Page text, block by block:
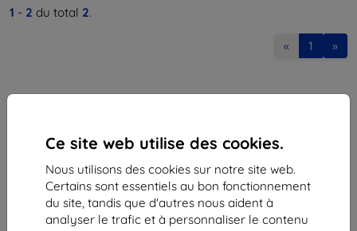
Ce site web utilise des cookies.
Nous utilisons des cookies sur notre site web.
Certains sont essentiels au bon fonctionnement
du site, tandis que d'autres nous aident à
analyser le trafic et à personnaliser le contenu
1 - 2 du total 2.
« 1 »
Shield-Sk s.r.o.
Ulica Rudolfa Mocka 3750/2A
841 04 Bratislava